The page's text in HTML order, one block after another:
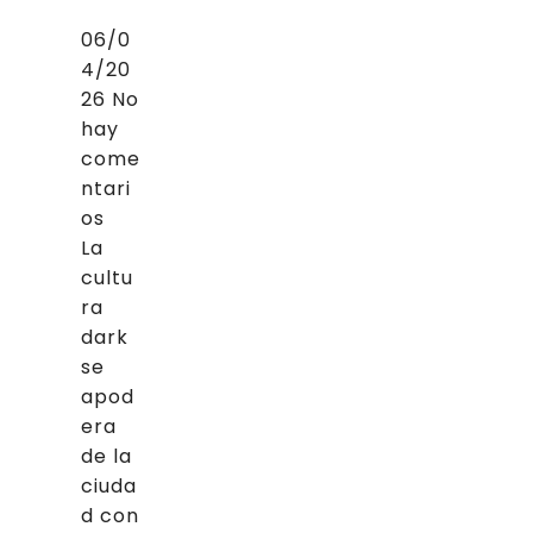
06/0
4/20
26 No
hay
come
ntari
os
La
cultu
ra
dark
se
apod
era
de la
ciuda
d con